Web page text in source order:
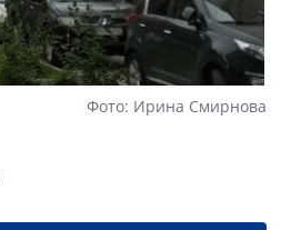
Фото: Ирина Смирнова